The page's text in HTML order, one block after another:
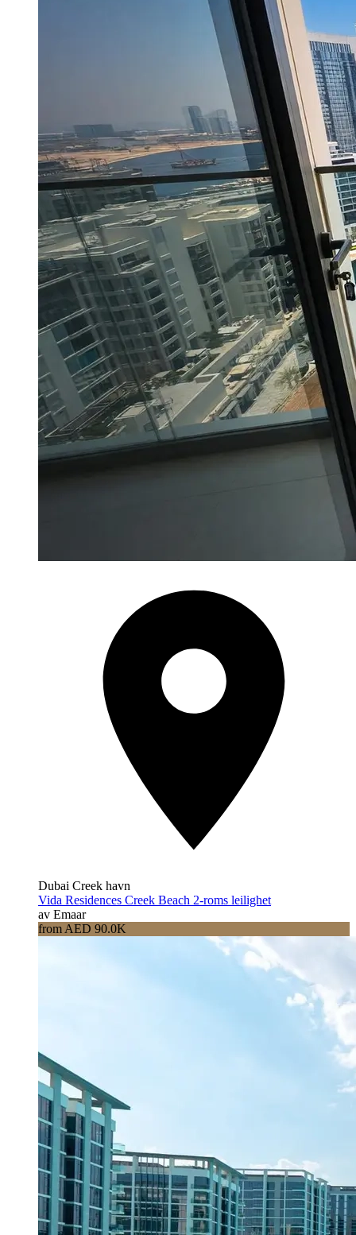
Dubai Creek havn
Vida Residences Creek Beach 2-roms leilighet
av Emaar
from AED 90.0K